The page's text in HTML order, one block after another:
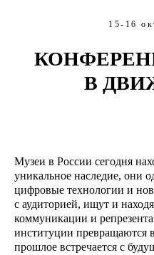
15-16
В
Музеи в России сегодня
уникальное наследие, они
цифровые технологии и
с аудиторией, ищут и
коммуникации и
институции превращаются
прошлое встречается с